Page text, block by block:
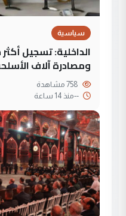
سياسية
ومصادرة آلاف
--منذ 14 ساعة